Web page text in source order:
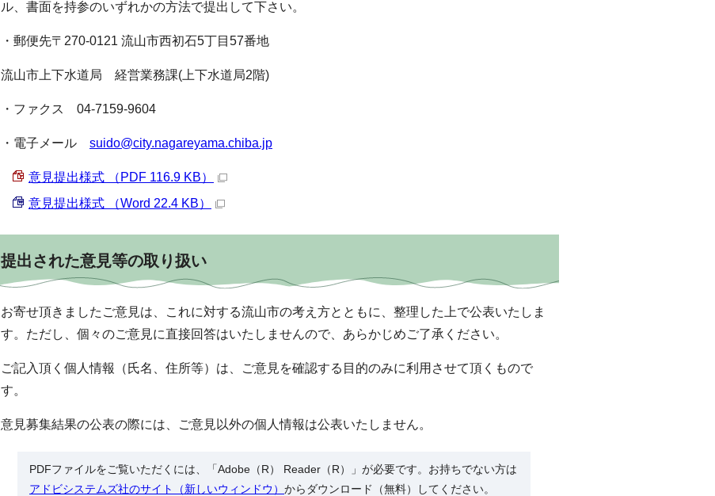
ル、書面を持参のいずれかの方法で提出して下さい。
・郵便先〒270-0121 流山市西初石5丁目57番地
流山市上下水道局 経営業務課(上下水道局2階)
・ファクス 04-7159-9604
・電子メール suido@city.nagareyama.chiba.jp
意見提出様式 （PDF 116.9 KB）
意見提出様式 （Word 22.4 KB）
提出された意見等の取り扱い
お寄せ頂きましたご意見は、これに対する流山市の考え方とともに、整理した上で公表いたしま
す。ただし、個々のご意見に直接回答はいたしませんので、あらかじめご了承ください。
ご記入頂く個人情報（氏名、住所等）は、ご意見を確認する目的のみに利用させて頂くもので
す。
意見募集結果の公表の際には、ご意見以外の個人情報は公表いたしません。
PDFファイルをご覧いただくには、「Adobe（R） Reader（R）」が必要です。お持ちでない方は
アドビシステムズ社のサイト（新しいウィンドウ） からダウンロード（無料）してください。